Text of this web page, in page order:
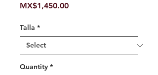
MX$1,450.00Price
Talla *
Quantity *